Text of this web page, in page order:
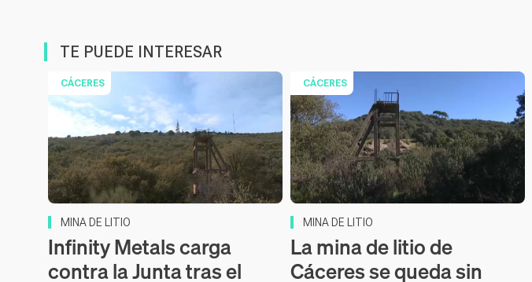
TE PUEDE INTERESAR
CÁCERES
MINA DE LITIO
Infinity Metals carga
contra la Junta tras el
CÁCERES
MINA DE LITIO
La mina de litio de
Cáceres se queda sin